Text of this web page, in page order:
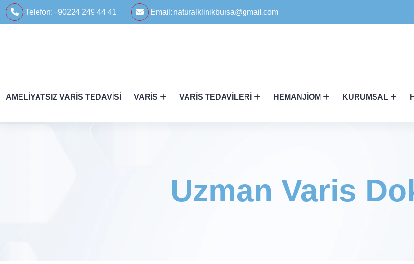
Telefon:+90224 249 44 41 Email: naturalklinikbursa@gmail.com
AMELIYATSIZ VARIS TEDAVISI VARIS VARIS TEDAVILERI HEMANJIOM KURUMSAL
Uzman Varis